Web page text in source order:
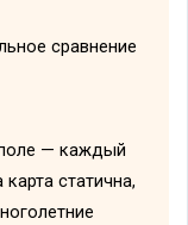
— каждый
статична,